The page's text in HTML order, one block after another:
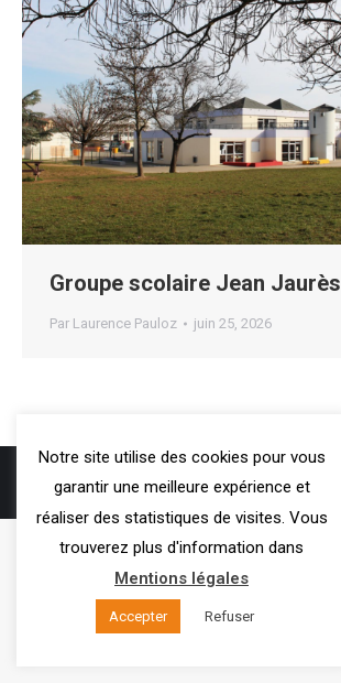
Groupe scolaire Jean Jaurès
Par Laurence Pauloz juin 25, 2026
- 2019
Mentions légales
Notre site utilise des cookies pour vous
garantir une meilleure expérience et
réaliser des statistiques de visites. Vous
trouverez plus d'information dans
Mentions légales
Accepter Refuser